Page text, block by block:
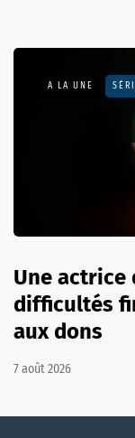
A LA UNE
Une actrice
difficultés
aux dons
7 août 2026